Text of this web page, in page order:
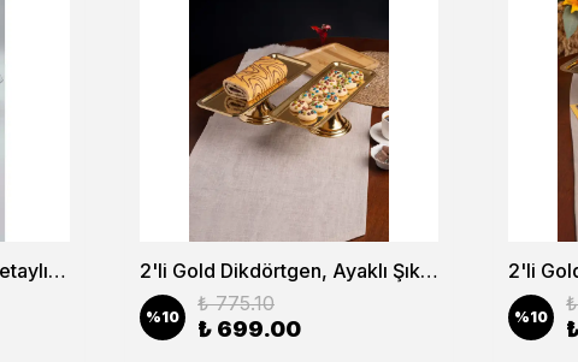
2'li 13cm Gold Kelebek Detaylı Metal Ayaklı Cam Lokumluk , Sunumluk , Şekerlik, Çerezlik 2'li Gold Dikdörtgen, Ayaklı Şık Kek, Pasta, Kurabiye ve Tatlı Servis Sunum Standı
%10
₺ 775.10
₺ 699.00 %10